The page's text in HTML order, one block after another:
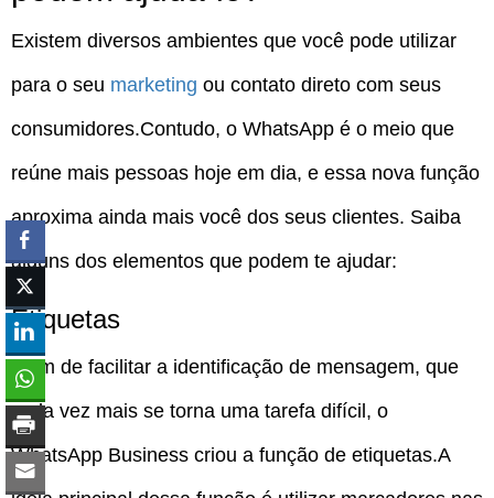
Existem diversos ambientes que você pode utilizar
para o seu marketing ou contato direto com seus
consumidores.Contudo, o WhatsApp é o meio que
reúne mais pessoas hoje em dia, e essa nova função
aproxima ainda mais você dos seus clientes. Saiba
alguns dos elementos que podem te ajudar:
Etiquetas
A fim de facilitar a identificação de mensagem, que
cada vez mais se torna uma tarefa difícil, o
WhatsApp Business criou a função de etiquetas.A